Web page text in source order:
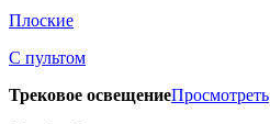
Плоские
С пультом
Трековое освещениеПросмотреть